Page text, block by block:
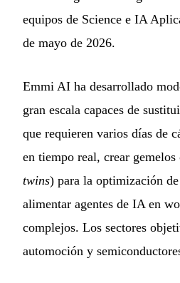
equipos de Science e IA
de mayo de 2026.
Emmi AI ha desarrollado
gran escala capaces de
que requieren varios días de
en tiempo real, crear
twins) para la optimización
alimentar agentes de IA en
complejos. Los sectores
automoción y